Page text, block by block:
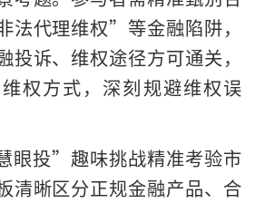
代理维权”等金融陷阱，
投诉、维权途径方可通关，
权方式，深刻规避维权误
眼投”趣味挑战精准考验市
清晰区分正规金融产品、合